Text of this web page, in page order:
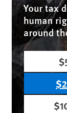
Your tax
human
around